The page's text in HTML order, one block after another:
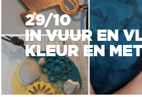
29/10
IN VUUR EN
KLEUR EN